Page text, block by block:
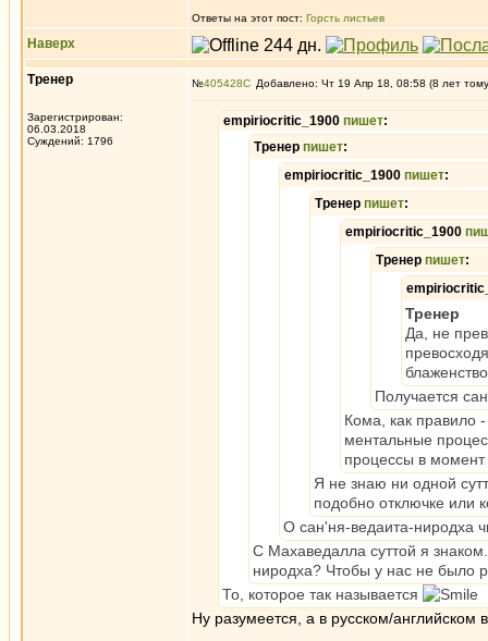
Ответы на этот пост: Горсть листьев
Наверх
Тренер
Зарегистрирован:
06.03.2018
Суждений: 1796
№405428 Добавлено: Чт 19 Апр 18, 08:58 (8 лет
empiriocritic_1900 пишет:
Тренер пишет:
empiriocritic_1900 пишет:
Тренер пишет:
empiriocritic_1900
Тренер пишет:
Тренер
Да, не
Получается
Кома, как правило
ментальные
процессы в момент
Я не знаю ни одной
подобно отключке или
О сан'ня-ведаита-ниродха
С Махаведалла суттой я
ниродха? Чтобы у нас не было
То, которое так называется
Ну разумеется, а в русском/